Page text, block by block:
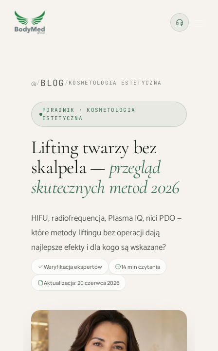
/ BLOG / KOSMETOLOGIA ESTETYCZNA
PORADNIK · KOSMETOLOGIA
ESTETYCZNA
Lifting twarzy bez
skalpela — przegląd
skutecznych metod 2026
HIFU, radiofrequencja, Plasma IQ, nici PDO —
które metody liftingu bez operacji dają
najlepsze efekty i dla kogo są wskazane?
Weryfikacja ekspertów 14 min czytania
Aktualizacja: 20 czerwca 2026